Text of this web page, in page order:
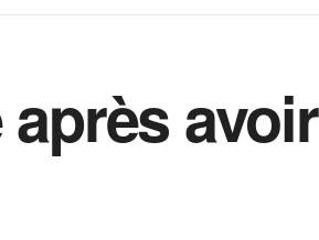
avoir